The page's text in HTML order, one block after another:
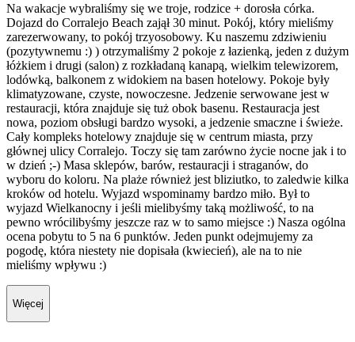
Na wakacje wybraliśmy się we troje, rodzice + dorosła córka.
Dojazd do Corralejo Beach zajął 30 minut. Pokój, który mieliśmy
zarezerwowany, to pokój trzyosobowy. Ku naszemu zdziwieniu
(pozytywnemu :) ) otrzymaliśmy 2 pokoje z łazienką, jeden z dużym
łóżkiem i drugi (salon) z rozkładaną kanapą, wielkim telewizorem,
lodówką, balkonem z widokiem na basen hotelowy. Pokoje były
klimatyzowane, czyste, nowoczesne. Jedzenie serwowane jest w
restauracji, która znajduje się tuż obok basenu. Restauracja jest
nowa, poziom obsługi bardzo wysoki, a jedzenie smaczne i świeże.
Cały kompleks hotelowy znajduje się w centrum miasta, przy
głównej ulicy Corralejo. Toczy się tam zarówno życie nocne jak i to
w dzień ;-) Masa sklepów, barów, restauracji i straganów, do
wyboru do koloru. Na plaże również jest bliziutko, to zaledwie kilka
kroków od hotelu. Wyjazd wspominamy bardzo miło. Był to
wyjazd Wielkanocny i jeśli mielibyśmy taką możliwość, to na
pewno wrócilibyśmy jeszcze raz w to samo miejsce :) Nasza ogólna
ocena pobytu to 5 na 6 punktów. Jeden punkt odejmujemy za
pogodę, która niestety nie dopisała (kwiecień), ale na to nie
mieliśmy wpływu :)
Więcej